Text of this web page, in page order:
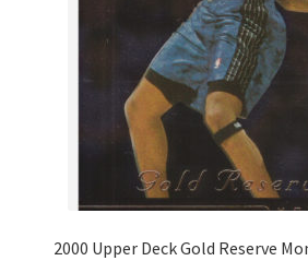
2000 Upper Deck Gold Reserve